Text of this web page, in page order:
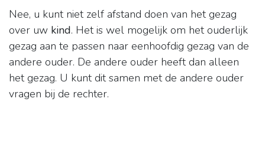
Nee, u kunt niet zelf afstand doen van het gezag
over uw kind. Het is wel mogelijk om het ouderlijk
gezag aan te passen naar eenhoofdig gezag van de
andere ouder. De andere ouder heeft dan alleen
het gezag. U kunt dit samen met de andere ouder
vragen bij de rechter.